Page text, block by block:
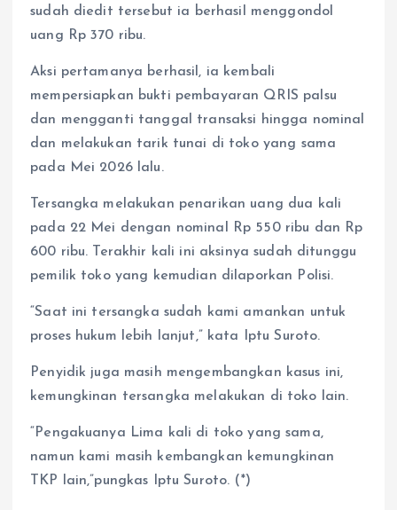
sudah diedit tersebut ia berhasil menggondol
uang Rp 370 ribu.
Aksi pertamanya berhasil, ia kembali
mempersiapkan bukti pembayaran QRIS palsu
dan mengganti tanggal transaksi hingga nominal
dan melakukan tarik tunai di toko yang sama
pada Mei 2026 lalu.
Tersangka melakukan penarikan uang dua kali
pada 22 Mei dengan nominal Rp 550 ribu dan Rp
600 ribu. Terakhir kali ini aksinya sudah ditunggu
pemilik toko yang kemudian dilaporkan Polisi.
“Saat ini tersangka sudah kami amankan untuk
proses hukum lebih lanjut,” kata Iptu Suroto.
Penyidik juga masih mengembangkan kasus ini,
kemungkinan tersangka melakukan di toko lain.
“Pengakuanya Lima kali di toko yang sama,
namun kami masih kembangkan kemungkinan
TKP lain,”pungkas Iptu Suroto. (*)